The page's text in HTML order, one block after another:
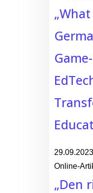
Online-
„Den